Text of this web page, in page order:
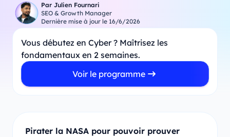
Par Julien Fournari
SEO & Growth Manager
Dernière mise à jour le 16/6/2026
Vous débutez en Cyber ? Maîtrisez les
fondamentaux en 2 semaines.
Voir le programme
Pirater la NASA pour pouvoir prouver